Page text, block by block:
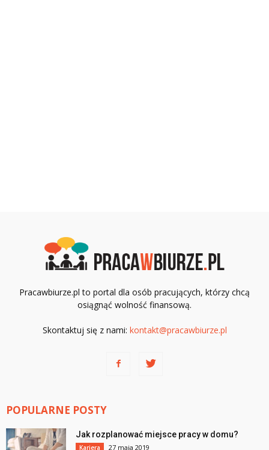
Pracawbiurze.pl to portal dla osób pracujących, którzy chcą
osiągnąć wolność finansową.
Skontaktuj się z nami: kontakt@pracawbiurze.pl
POPULARNE POSTY
Jak rozplanować miejsce pracy w domu?
Kariera 27 maja 2019